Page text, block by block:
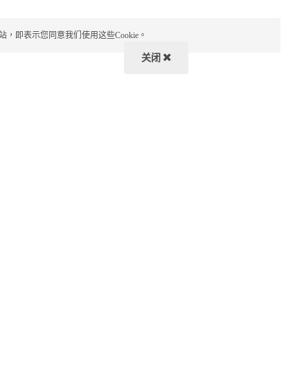
即表示您同意我们使用这些Cookie。
关闭